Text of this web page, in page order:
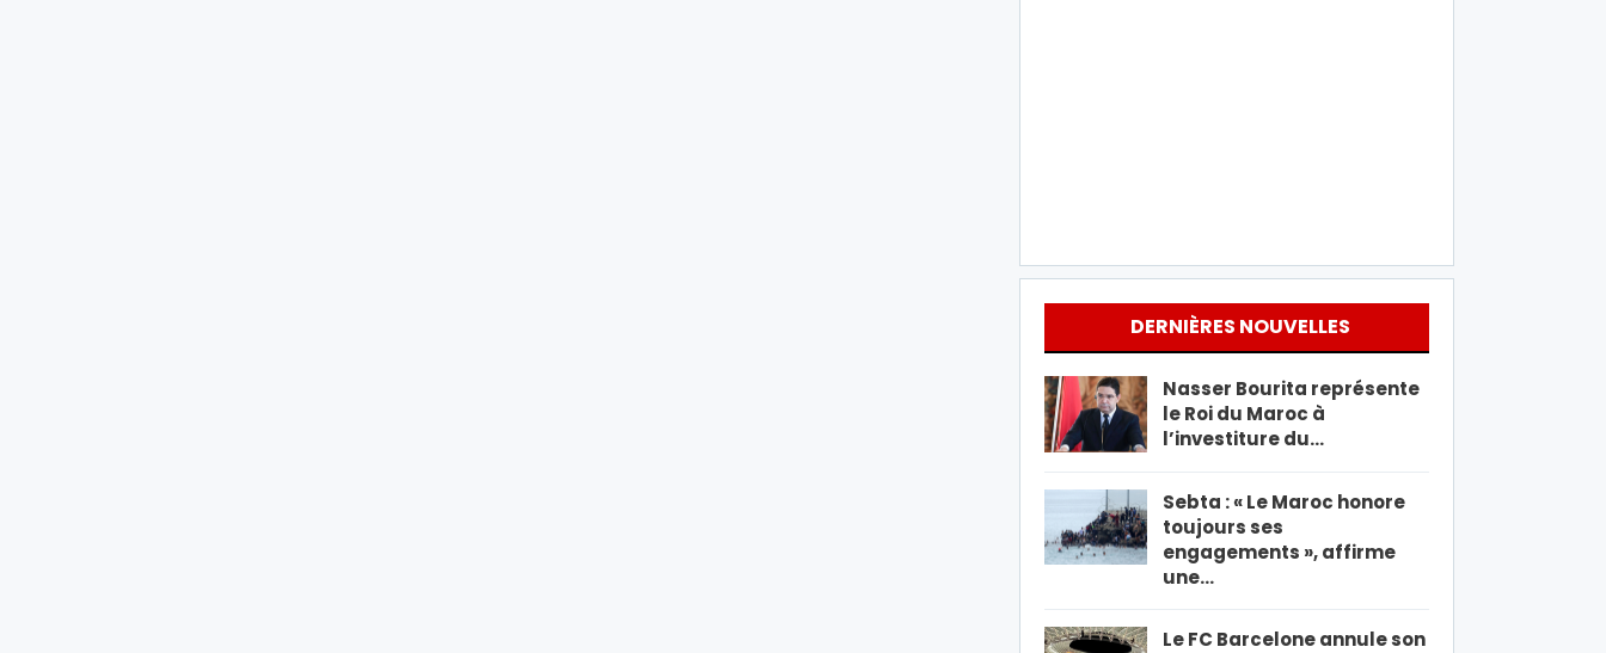
DERNIÈRES NOUVELLES
Nasser Bourita représente
le Roi du Maroc à
l’investiture du…
Sebta : « Le Maroc honore
toujours ses
engagements », affirme
une…
Le FC Barcelone annule son